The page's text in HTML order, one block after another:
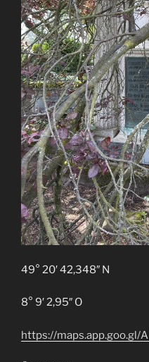
49° 20′ 42,348″ N
8° 9′ 2,95″ O
https://maps.app.goo.gl/